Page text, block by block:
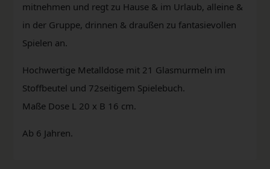
mitnehmen und regt zu Hause & im Urlaub, alleine &
in der Gruppe, drinnen & draußen zu fantasievollen
Spielen an.
Hochwertige Metalldose mit 21 Glasmurmeln im
Stoffbeutel und 72seitigem Spielebuch.
Maße Dose L 20 x B 16 cm.
Ab 6 Jahren.